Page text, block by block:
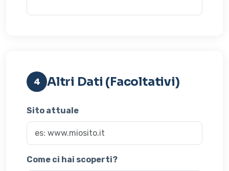
4 Altri Dati (Facoltativi)
Sito attuale
Come ci hai scoperti?